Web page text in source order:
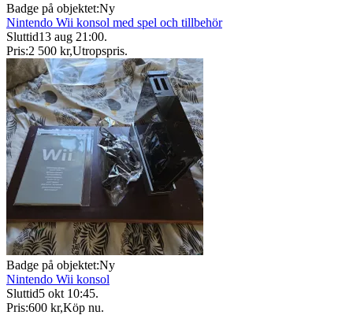
Badge på objektet:Ny
Nintendo Wii konsol med spel och tillbehör
Sluttid13 aug 21:00.
Pris:2 500 kr,Utropspris.
Badge på objektet:Ny
Nintendo Wii konsol
Sluttid5 okt 10:45.
Pris:600 kr,Köp nu.